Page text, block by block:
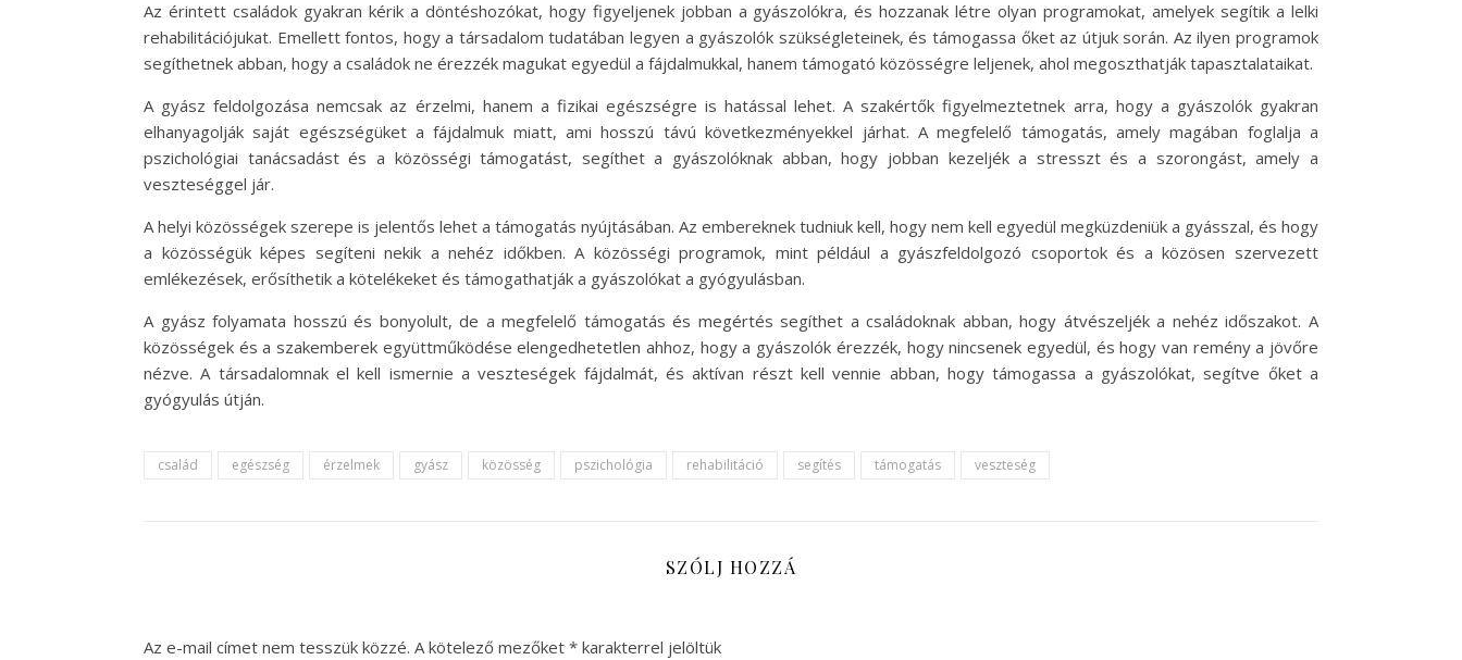
Az érintett családok gyakran kérik a döntéshozókat, hogy figyeljenek jobban a gyászolókra, és hozzanak létre olyan programokat, amelyek segítik a lelki
rehabilitációjukat. Emellett fontos, hogy a társadalom tudatában legyen a gyászolók szükségleteinek, és támogassa őket az útjuk során. Az ilyen programok
segíthetnek abban, hogy a családok ne érezzék magukat egyedül a fájdalmukkal, hanem támogató közösségre leljenek, ahol megoszthatják tapasztalataikat.
A gyász feldolgozása nemcsak az érzelmi, hanem a fizikai egészségre is hatással lehet. A szakértők figyelmeztetnek arra, hogy a gyászolók gyakran
elhanyagolják saját egészségüket a fájdalmuk miatt, ami hosszú távú következményekkel járhat. A megfelelő támogatás, amely magában foglalja a
pszichológiai tanácsadást és a közösségi támogatást, segíthet a gyászolóknak abban, hogy jobban kezeljék a stresszt és a szorongást, amely a
veszteséggel jár.
A helyi közösségek szerepe is jelentős lehet a támogatás nyújtásában. Az embereknek tudniuk kell, hogy nem kell egyedül megküzdeniük a gyásszal, és hogy
a közösségük képes segíteni nekik a nehéz időkben. A közösségi programok, mint például a gyászfeldolgozó csoportok és a közösen szervezett
emlékezések, erősíthetik a kötelékeket és támogathatják a gyászolókat a gyógyulásban.
A gyász folyamata hosszú és bonyolult, de a megfelelő támogatás és megértés segíthet a családoknak abban, hogy átvészeljék a nehéz időszakot. A
közösségek és a szakemberek együttműködése elengedhetetlen ahhoz, hogy a gyászolók érezzék, hogy nincsenek egyedül, és hogy van remény a jövőre
nézve. A társadalomnak el kell ismernie a veszteségek fájdalmát, és aktívan részt kell vennie abban, hogy támogassa a gyászolókat, segítve őket a
gyógyulás útján.
család egészség érzelmek gyász közösség pszichológia rehabilitáció segítés támogatás veszteség
SZÓLJ HOZZÁ
Az e-mail címet nem tesszük közzé. A kötelező mezőket * karakterrel jelöltük